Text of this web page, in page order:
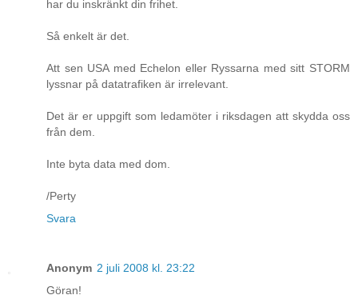
har du inskränkt din frihet.
Så enkelt är det.
Att sen USA med Echelon eller Ryssarna med sitt STORM
lyssnar på datatrafiken är irrelevant.
Det är er uppgift som ledamöter i riksdagen att skydda oss
från dem.
Inte byta data med dom.
/Perty
Svara
Anonym 2 juli 2008 kl. 23:22
Göran!